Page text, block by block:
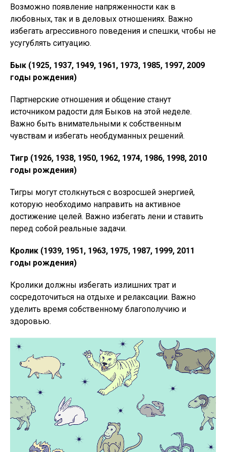
Возможно появление напряженности как в
любовных, так и в деловых отношениях. Важно
избегать агрессивного поведения и спешки, чтобы не
усугублять ситуацию.
Бык (1925, 1937, 1949, 1961, 1973, 1985, 1997, 2009
годы рождения)
Партнерские отношения и общение станут
источником радости для Быков на этой неделе.
Важно быть внимательными к собственным
чувствам и избегать необдуманных решений.
Тигр (1926, 1938, 1950, 1962, 1974, 1986, 1998, 2010
годы рождения)
Тигры могут столкнуться с возросшей энергией,
которую необходимо направить на активное
достижение целей. Важно избегать лени и ставить
перед собой реальные задачи.
Кролик (1939, 1951, 1963, 1975, 1987, 1999, 2011
годы рождения)
Кролики должны избегать излишних трат и
сосредоточиться на отдыхе и релаксации. Важно
уделить время собственному благополучию и
здоровью.